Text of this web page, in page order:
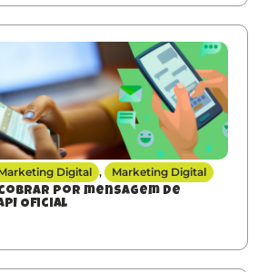
Digital , Marketing Digital
por mensagem de
Oficial